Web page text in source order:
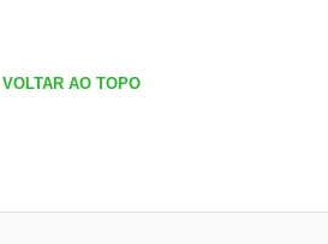
VOLTAR AO TOPO